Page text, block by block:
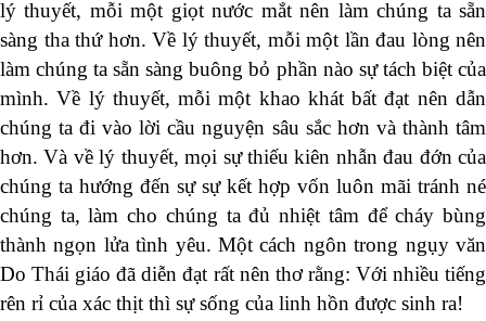
lý thuyết, mỗi một giọt nước mắt nên làm chúng ta sẵn
sàng tha thứ hơn. Về lý thuyết, mỗi một lần đau lòng nên
làm chúng ta sẵn sàng buông bỏ phần nào sự tách biệt của
mình. Về lý thuyết, mỗi một khao khát bất đạt nên dẫn
chúng ta đi vào lời cầu nguyện sâu sắc hơn và thành tâm
hơn. Và về lý thuyết, mọi sự thiếu kiên nhẫn đau đớn của
chúng ta hướng đến sự sự kết hợp vốn luôn mãi tránh né
chúng ta, làm cho chúng ta đủ nhiệt tâm để cháy bùng
thành ngọn lửa tình yêu. Một cách ngôn trong ngụy văn
Do Thái giáo đã diễn đạt rất nên thơ rằng: Với nhiều tiếng
rên rỉ của xác thịt thì sự sống của linh hồn được sinh ra!